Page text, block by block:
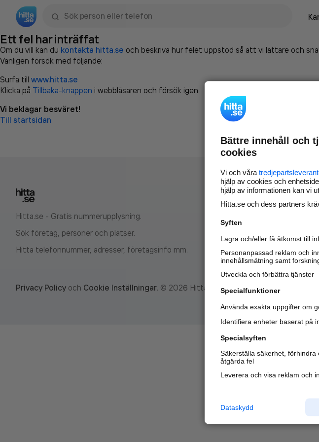
Ett fel har inträffat
Om du vill kan du kontakta hitta.se och beskriva hur felet uppstod så att vi lättare och
Vänligen försök med följande:
Surfa till www.hitta.se
Klicka på Tillbaka-knappen i webbläsaren och försök igen
Vi beklagar besväret!
Till startsidan
Hitta.se - Gratis nummerupplysning.
Sök företag, personer och platser.
Hitta telefonnummer, adresser, företagsinfo mm.
Privacy Policy och Cookie Inställningar. © 2026 Hitta.se
Bättre innehåll och
cookies
Vi och våra
hjälp av cookies och
hjälp av informationen kan vi
Hitta.se och dess partners
Syften
Lagra och/eller få åtkomst till
Personanpassad reklam och
innehållsmätning samt
Utveckla och förbättra tjänster
Specialfunktioner
Använda exakta uppgifter om
Identifiera enheter baserat på
Specialsyften
Säkerställa säkerhet,
åtgärda fel
Leverera och visa reklam och
Dataskydd